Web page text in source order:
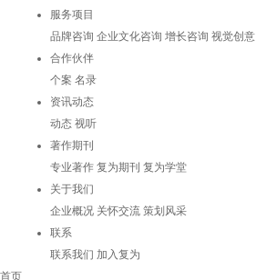
服务项目
品牌咨询 企业文化咨询 增长咨询 视觉创意
合作伙伴
个案 名录
资讯动态
动态 视听
著作期刊
专业著作 复为期刊 复为学堂
关于我们
企业概况 关怀交流 策划风采
联系
联系我们 加入复为
首页